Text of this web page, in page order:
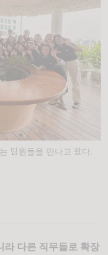
팀원들을 만나고 왔다.
라 다른 직무들로 확장